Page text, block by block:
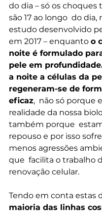
do dia – só os choques
são 17 ao longo  do
estudo desenvolvido
em 2017 – enquanto o
noite é formulado
pele em
a noite a células da
regeneram-se de
eficaz,  não só porque
realidade da nossa
também porque
repouso e por isso
menos agressões
que  facilita o trabalho
renovação celular.
Tendo em conta estas
maioria das linhas